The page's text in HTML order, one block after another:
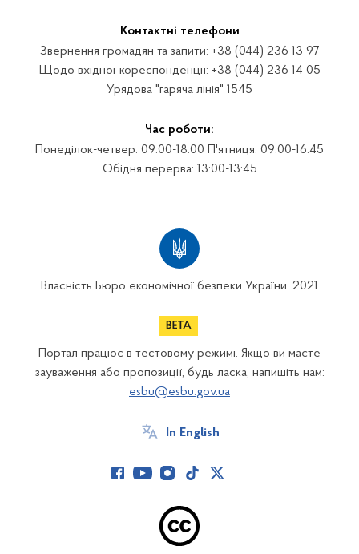
Контактні телефони
Звернення громадян та запити: +38 (044) 236 13 97
Щодо вхідної кореспонденції: +38 (044) 236 14 05
Урядова "гаряча лінія" 1545
Час роботи:
Понеділок-четвер: 09:00-18:00 П'ятниця: 09:00-16:45
Обідня перерва: 13:00-13:45
Власність Бюро економічної безпеки України. 2021
Портал працює в тестовому режимі. Якщо ви маєте
зауваження або пропозиції, будь ласка, напишіть нам:
esbu@esbu.gov.ua
In English